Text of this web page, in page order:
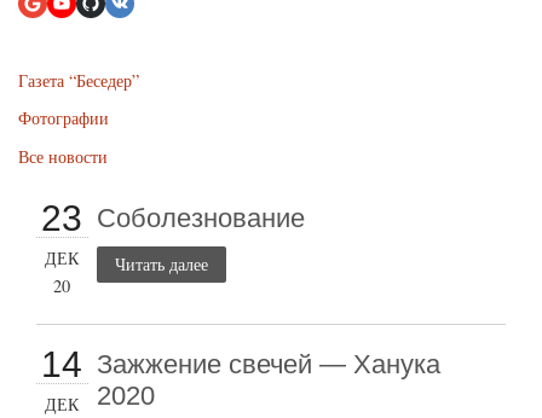
Газета “Беседер”
Фотографии
Все новости
23
ДЕК
20
Соболезнование
Читать далее
14
ДЕК
Зажжение свечей — Ханука
2020